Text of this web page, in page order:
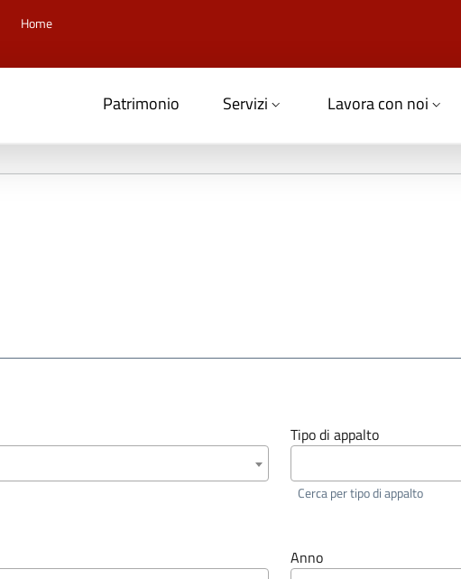
Home
Patrimonio Servizi Lavora con noi
Tipo di appalto
Cerca per tipo di appalto
Anno